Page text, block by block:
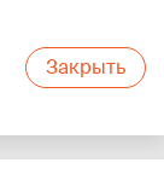
Закрыть